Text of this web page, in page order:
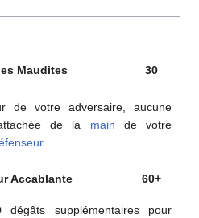
Maudites 30
de votre adversaire, aucune
de la main de votre
.
Accablante 60+
supplémentaires pour